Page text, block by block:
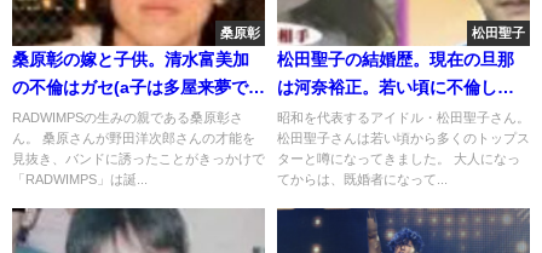
桑原彰
桑原彰の嫁と子供。清水富美加
の不倫はガセ(a子は多屋来夢で特
定?)
RADWIMPSの生みの親である桑原彰さ
ん。 桑原さんが野田洋次郎さんの才能を
見抜き、バンドに誘ったことがきっかけで
「RADWIMPS」は誕...
松田聖子
松田聖子の結婚歴。現在の旦那
は河奈裕正。若い頃に不倫し前
夫と離婚
昭和を代表するアイドル・松田聖子さん。
松田聖子さんは若い頃から多くのトップス
ターと噂になってきました。 大人になっ
てからは、既婚者になって...